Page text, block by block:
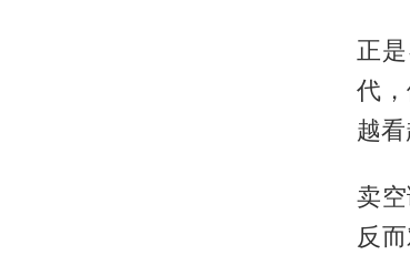
正
代
越
卖
反